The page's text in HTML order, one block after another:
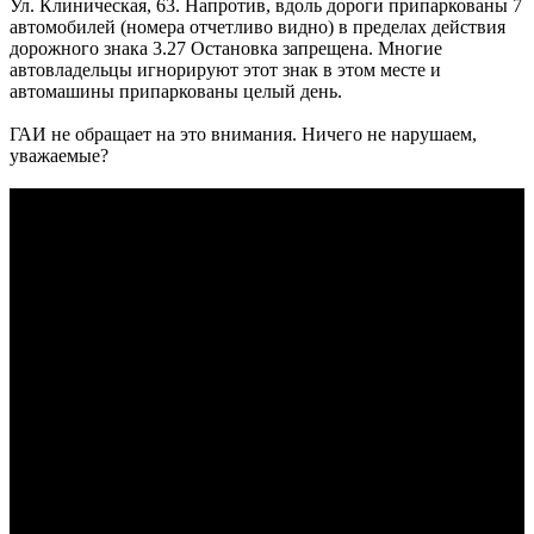
Ул. Клиническая, 63. Напротив, вдоль дороги припаркованы 7
автомобилей (номера отчетливо видно) в пределах действия
дорожного знака 3.27 Остановка запрещена. Многие
автовладельцы игнорируют этот знак в этом месте и
автомашины припаркованы целый день.
ГАИ не обращает на это внимания. Ничего не нарушаем,
уважаемые?